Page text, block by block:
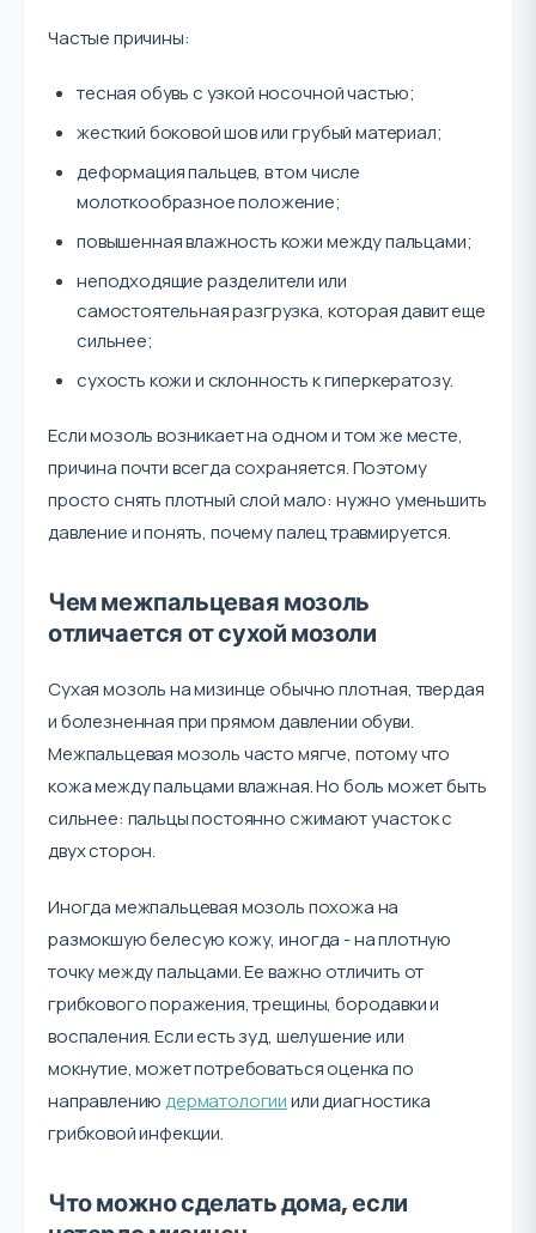
Частые причины:
тесная обувь с узкой носочной частью;
жесткий боковой шов или грубый материал;
деформация пальцев, в том числе
молоткообразное положение;
повышенная влажность кожи между пальцами;
неподходящие разделители или
самостоятельная разгрузка, которая давит еще
сильнее;
сухость кожи и склонность к гиперкератозу.
Если мозоль возникает на одном и том же месте,
причина почти всегда сохраняется. Поэтому
просто снять плотный слой мало: нужно уменьшить
давление и понять, почему палец травмируется.
Чем межпальцевая мозоль
отличается от сухой мозоли
Сухая мозоль на мизинце обычно плотная, твердая
и болезненная при прямом давлении обуви.
Межпальцевая мозоль часто мягче, потому что
кожа между пальцами влажная. Но боль может быть
сильнее: пальцы постоянно сжимают участок с
двух сторон.
Иногда межпальцевая мозоль похожа на
размокшую белесую кожу, иногда - на плотную
точку между пальцами. Ее важно отличить от
грибкового поражения, трещины, бородавки и
воспаления. Если есть зуд, шелушение или
мокнутие, может потребоваться оценка по
направлениюдерматологииили диагностика
грибковой инфекции.
Что можно сделать дома, если